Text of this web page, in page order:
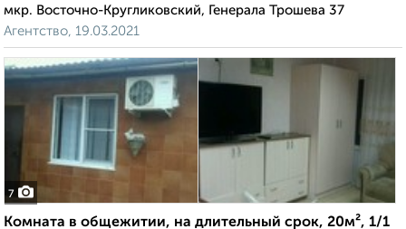
мкр. Восточно-Кругликовский, Генерала Трошева 37
Агентство, 19.03.2021
7
Комната в общежитии, на длительный срок, 20м², 1/1